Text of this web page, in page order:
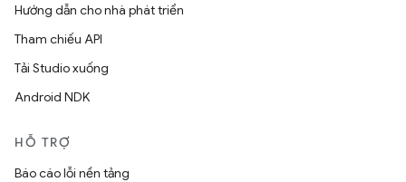
Hướng dẫn cho nhà phát triển
Tham chiếu API
Tải Studio xuống
Android NDK
HỖ TRỢ
Báo cáo lỗi nền tảng